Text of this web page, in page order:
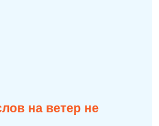
на ветер не